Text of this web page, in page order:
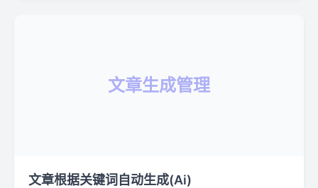
文章生成管理
文章根据关键词自动生成(Ai)